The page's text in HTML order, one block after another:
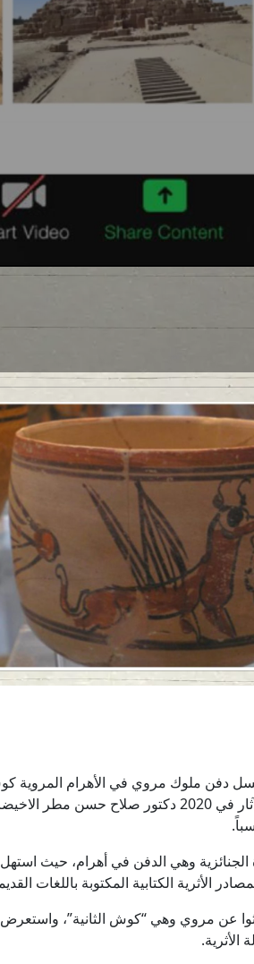
ملوك مروي في الأهرام المروية كوش
المحاضر في جامعة النيلين وعضو ومسؤول الفريق الأثري
وهي الدفن في أهرام، حيث
الأثرية الكتابية المكتوبة باللغات
عن مروي وهي “كوش الثانية”،
الأثرية.